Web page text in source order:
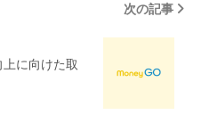
次の記事
に向けた取